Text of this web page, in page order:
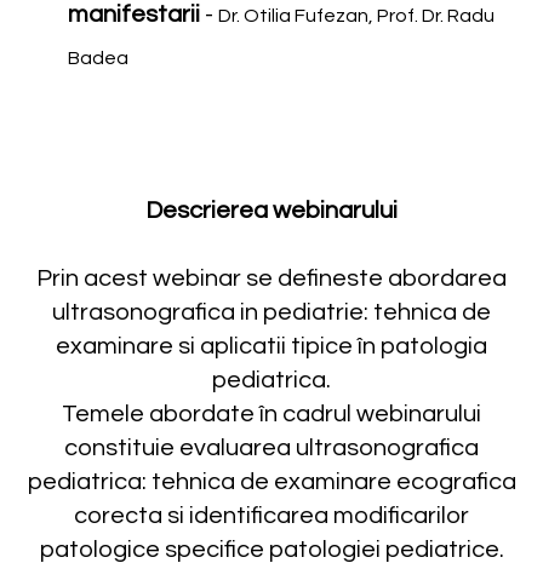
manifestarii - Dr. Otilia Fufezan, Prof. Dr. Radu
Badea
Descrierea webinarului
Prin acest webinar se defineste abordarea
ultrasonografica in pediatrie: tehnica de
examinare si aplicatii tipice în patologia
pediatrica.
Temele abordate în cadrul webinarului
constituie evaluarea ultrasonografica
pediatrica: tehnica de examinare ecografica
corecta si identificarea modificarilor
patologice specifice patologiei pediatrice.